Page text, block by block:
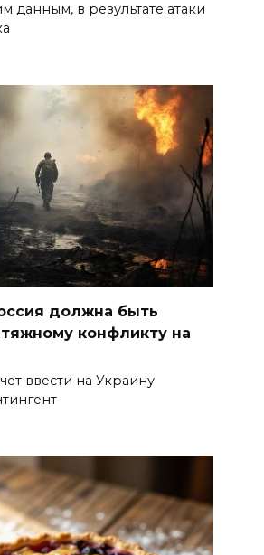
данным, в результате атаки
должна быть
конфликту на
ввести на Украину